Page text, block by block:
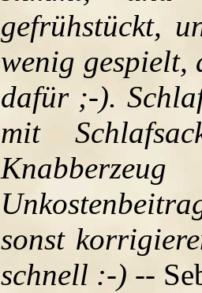
gefrühstückt,
wenig gespielt,
dafür ;-).
mit
sonst
schnell :-) --